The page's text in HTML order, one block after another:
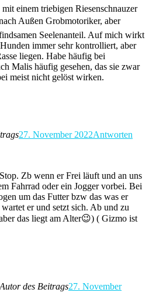
einem triebigen Riesenschnauzer
Außen Grobmotoriker, aber
Seelenanteil. Auf mich wirkt
immer sehr kontrolliert, aber
liegen. Habe häufig bei
Malis häufig gesehen, das sie zwar
meist nicht gelöst wirken.
27. November 2022Antworten
Zb wenn er Frei läuft und an uns
Fahrrad oder ein Jogger vorbei. Bei
um das Futter bzw das was er
er und setzt sich. Ab und zu
das liegt am Alter😉) ( Gizmo ist
Autor des Beitrags27. November